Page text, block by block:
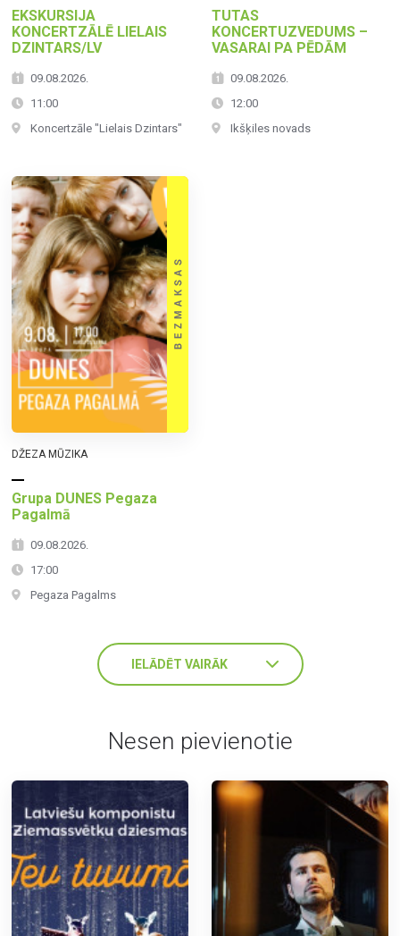
EKSKURSIJA
KONCERTZĀLĒ LIELAIS
DZINTARS/LV
09.08.2026.
11:00
Koncertzāle "Lielais Dzintars"
TUTAS
KONCERTUZVEDUMS –
VASARAI PA PĒDĀM
09.08.2026.
12:00
Ikšķiles novads
DŽEZA MŪZIKA
Grupa DUNES Pegaza
Pagalmā
09.08.2026.
17:00
Pegaza Pagalms
IELĀDĒT VAIRĀK
Nesen pievienotie